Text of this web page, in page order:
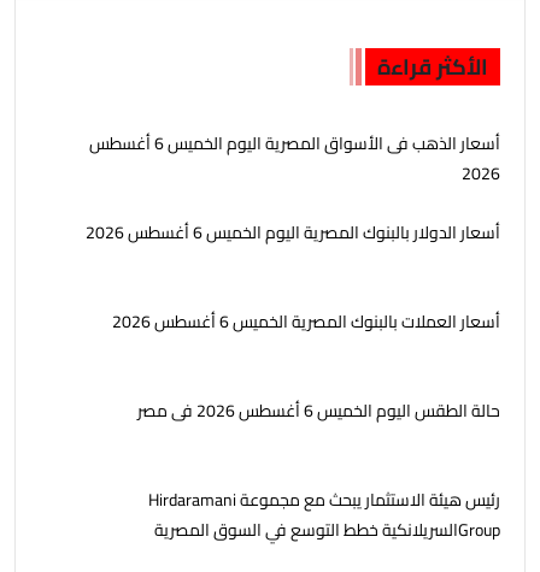
الأكثر قراءة
أسعار الذهب فى الأسواق المصرية اليوم الخميس 6 أغسطس
2026
أسعار الدولار بالبنوك المصرية اليوم الخميس 6 أغسطس 2026
أسعار العملات بالبنوك المصرية الخميس 6 أغسطس 2026
حالة الطقس اليوم الخميس 6 أغسطس 2026 فى مصر
رئيس هيئة الاستثمار يبحث مع مجموعة Hirdaramani
Groupالسريلانكية خطط التوسع في السوق المصرية